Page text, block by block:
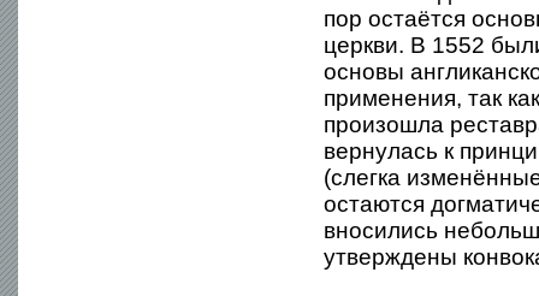
пор остаётся
церкви. В 1552
основы
применения, так
произошла
вернулась к
(слегка
остаются
вносились
утверждены